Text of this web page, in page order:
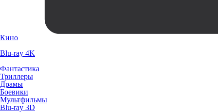
Кино
Blu-ray 4K
Фантастика
Триллеры
Драмы
Боевики
Мультфильмы
Blu-ray 3D